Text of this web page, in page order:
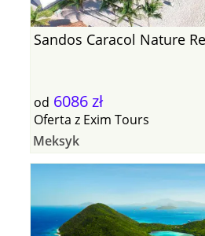
Sandos Caracol Nature
od 6086 zł
Oferta z Exim Tours
Meksyk